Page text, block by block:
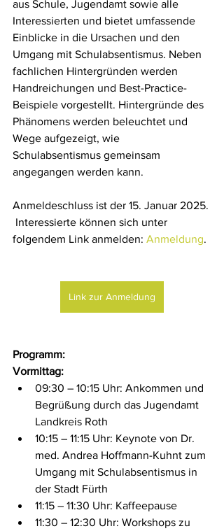
aus Schule, Jugendamt sowie alle
Interessierten und bietet umfassende
Einblicke in die Ursachen und den
Umgang mit Schulabsentismus. ​Neben
fachlichen Hintergründen werden
Handreichungen und Best-Practice-
Beispiele vorgestellt. Hintergründe des
Phänomens werden beleuchtet und
Wege aufgezeigt, wie
Schulabsentismus gemeinsam
angegangen werden kann.
Anmeldeschluss ist der 15. Januar 2025.
​ Interessierte können sich unter
folgendem Link anmelden: Anmeldung. ​
Link zur Anmeldung
Programm:
Vormittag:
09:30 – 10:15 Uhr: Ankommen und
Begrüßung durch das Jugendamt
Landkreis Roth ​
10:15 – 11:15 Uhr: Keynote von Dr.
med. Andrea Hoffmann-Kuhnt zum
Umgang mit Schulabsentismus in
der Stadt Fürth
11:15 – 11:30 Uhr: Kaffeepause
11:30 – 12:30 Uhr: Workshops zu